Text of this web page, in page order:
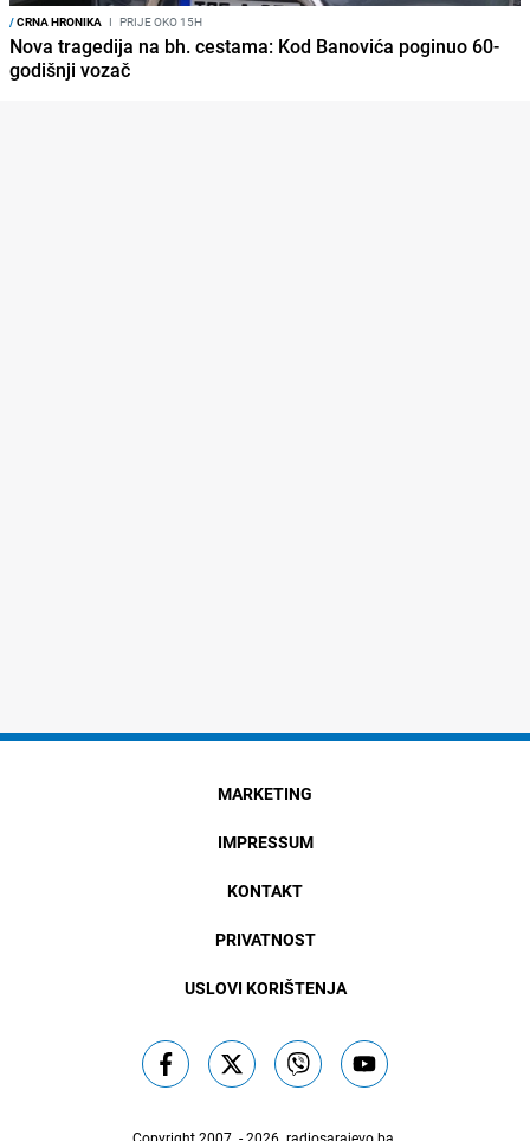
/CRNA HRONIKA I PRIJE OKO 15H
Nova tragedija na bh. cestama: Kod Banovića poginuo 60-
godišnji vozač
MARKETING
IMPRESSUM
KONTAKT
PRIVATNOST
USLOVI KORIŠTENJA